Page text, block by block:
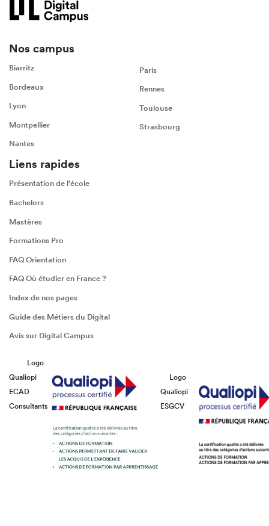
Nos campus
Biarritz
Bordeaux
Lyon
Montpellier
Nantes
Paris
Rennes
Toulouse
Strasbourg
Liens rapides
Présentation de l'école
Bachelors
Mastères
Formations Pro
FAQ Orientation
FAQ Où étudier en France ?
Index de nos pages
Guide des Métiers du Digital
Avis sur Digital Campus
Logo
Qualiopi
ECAD
Consultants
Logo
Qualiopi
ESGCV